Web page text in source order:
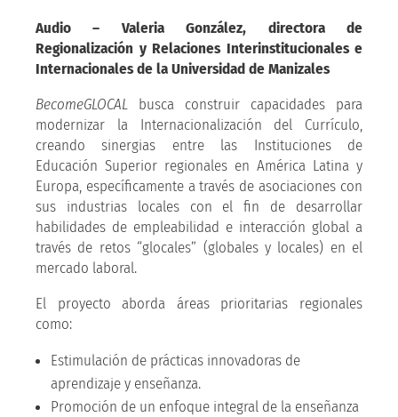
Audio – Valeria González, directora de
Regionalización y Relaciones Interinstitucionales e
Internacionales de la Universidad de Manizales
BecomeGLOCAL busca construir capacidades para
modernizar la Internacionalización del Currículo,
creando sinergias entre las Instituciones de
Educación Superior regionales en América Latina y
Europa, específicamente a través de asociaciones con
sus industrias locales con el fin de desarrollar
habilidades de empleabilidad e interacción global a
través de retos “glocales” (globales y locales) en el
mercado laboral.
El proyecto aborda áreas prioritarias regionales
como:
Estimulación de prácticas innovadoras de
aprendizaje y enseñanza.
Promoción de un enfoque integral de la enseñanza